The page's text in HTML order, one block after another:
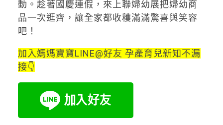
動。趁著國慶連假，來上聯婦幼展把婦幼商
品一次逛齊，讓全家都收穫滿滿驚喜與笑容
吧！
加入媽媽寶寶LINE@好友 孕產育兒新知不漏
接👇